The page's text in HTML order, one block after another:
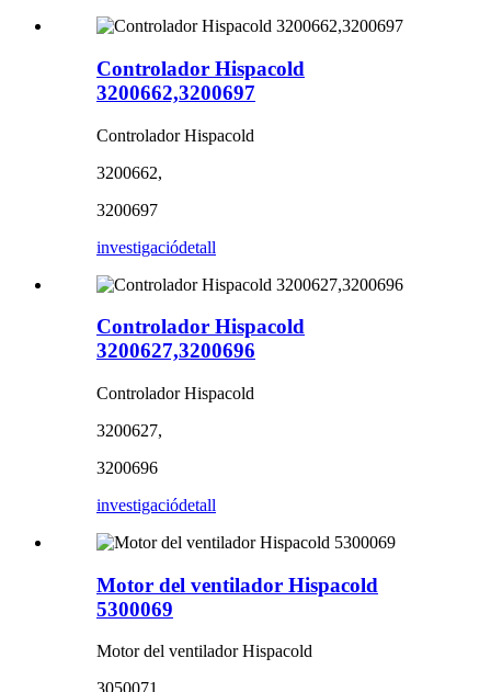
Controlador Hispacold
3200662,3200697
Controlador Hispacold
3200662,
3200697
investigaciódetall
Controlador Hispacold
3200627,3200696
Controlador Hispacold
3200627,
3200696
investigaciódetall
Motor del ventilador Hispacold
5300069
Motor del ventilador Hispacold